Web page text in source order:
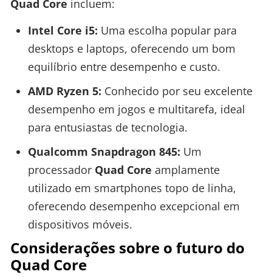
Quad Core incluem:
Intel Core i5: Uma escolha popular para
desktops e laptops, oferecendo um bom
equilíbrio entre desempenho e custo.
AMD Ryzen 5: Conhecido por seu excelente
desempenho em jogos e multitarefa, ideal
para entusiastas de tecnologia.
Qualcomm Snapdragon 845: Um
processador Quad Core amplamente
utilizado em smartphones topo de linha,
oferecendo desempenho excepcional em
dispositivos móveis.
Considerações sobre o futuro do
Quad Core